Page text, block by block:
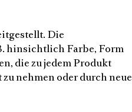
Die
hinsichtlich Farbe, Form
die zu jedem Produkt
nehmen oder durch neue